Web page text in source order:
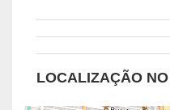
LOCALIZAÇÃO